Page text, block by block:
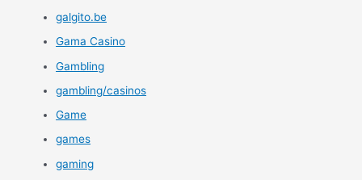
galgito.be
Gama Casino
Gambling
gambling/casinos
Game
games
gaming